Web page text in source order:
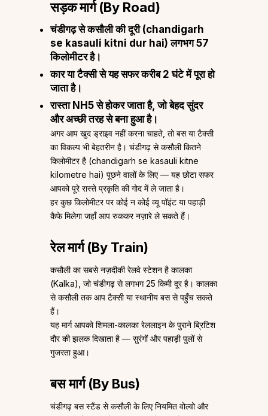
सड़क मार्ग (By Road)
चंडीगढ़ से कसौली की दूरी (chandigarh
se kasauli kitni dur hai) लगभग 57
किलोमीटर है।
कार या टैक्सी से यह सफर करीब 2 घंटे में पूरा हो
जाता है।
रास्ता NH5 से होकर जाता है, जो बेहद सुंदर
और अच्छी तरह से बना हुआ है।
अगर आप खुद ड्राइव नहीं करना चाहते, तो बस या टैक्सी
का विकल्प भी बेहतरीन है। चंडीगढ़ से कसौली कितने
किलोमीटर है (chandigarh se kasauli kitne
kilometre hai) पूछने वालों के लिए — यह छोटा सफर
आपको पूरे रास्ते प्रकृति की गोद में ले जाता है।
हर कुछ किलोमीटर पर कोई न कोई व्यू पॉइंट या पहाड़ी
कैफे मिलेगा जहाँ आप रुककर नज़ारे ले सकते हैं।
रेल मार्ग (By Train)
कसौली का सबसे नज़दीकी रेलवे स्टेशन है कालका
(Kalka), जो चंडीगढ़ से लगभग 25 किमी दूर है। कालका
से कसौली तक आप टैक्सी या स्थानीय बस से पहुँच सकते
हैं।
यह मार्ग आपको शिमला-कालका रेललाइन के पुराने ब्रिटिश
दौर की झलक दिखाता है — सुरंगों और पहाड़ी पुलों से
गुजरता हुआ।
बस मार्ग (By Bus)
चंडीगढ़ बस स्टैंड से कसौली के लिए नियमित वोल्वो और